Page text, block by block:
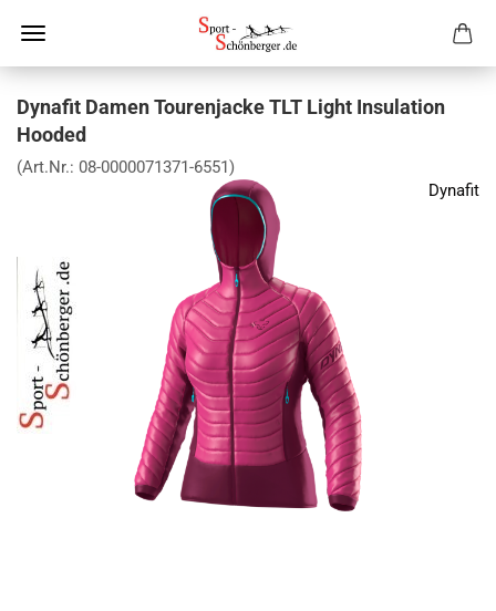
Dynafit Damen Tourenjacke TLT Light Insulation
Hooded
(Art.Nr.: 08-0000071371-6551)
Dynafit